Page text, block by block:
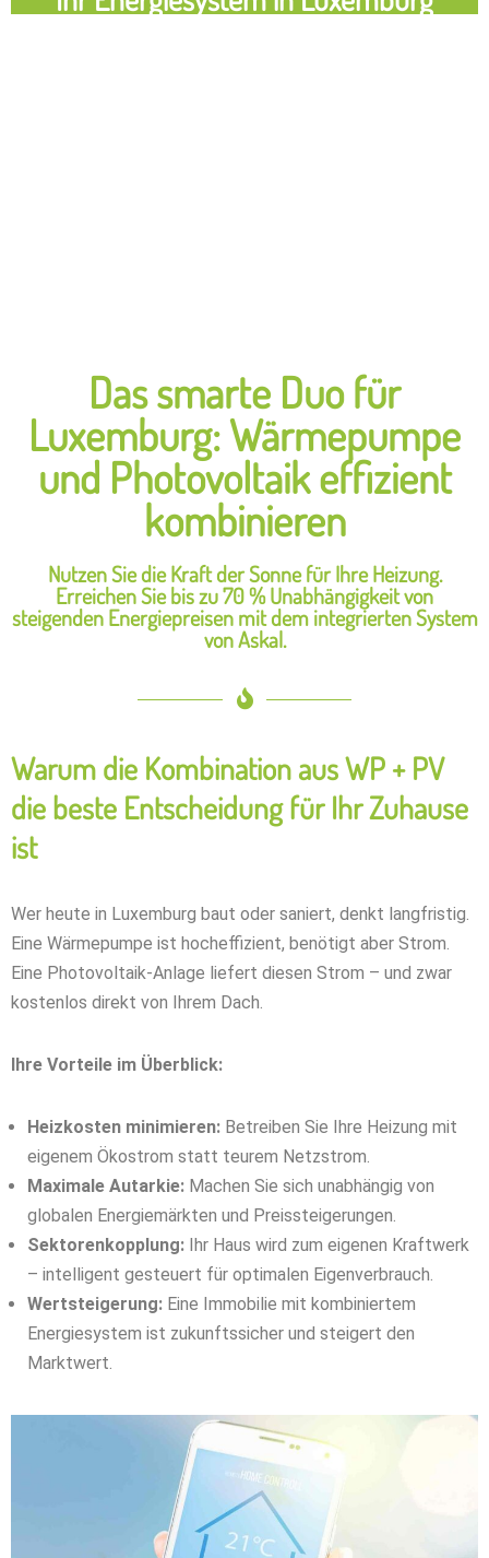
Das smarte Duo für
Luxemburg: Wärmepumpe
und Photovoltaik effizient
kombinieren
Nutzen Sie die Kraft der Sonne für Ihre Heizung.
Erreichen Sie bis zu 70 % Unabhängigkeit von
steigenden Energiepreisen mit dem integrierten System
von Askal.
Warum die Kombination aus WP + PV
die beste Entscheidung für Ihr Zuhause
ist
Wer heute in Luxemburg baut oder saniert, denkt langfristig.
Eine Wärmepumpe ist hocheffizient, benötigt aber Strom.
Eine Photovoltaik-Anlage liefert diesen Strom – und zwar
kostenlos direkt von Ihrem Dach.
Ihre Vorteile im Überblick:
Heizkosten minimieren: Betreiben Sie Ihre Heizung mit
eigenem Ökostrom statt teurem Netzstrom.
Maximale Autarkie: Machen Sie sich unabhängig von
globalen Energiemärkten und Preissteigerungen.
Sektorenkopplung: Ihr Haus wird zum eigenen Kraftwerk
– intelligent gesteuert für optimalen Eigenverbrauch.
Wertsteigerung: Eine Immobilie mit kombiniertem
Energiesystem ist zukunftssicher und steigert den
Marktwert.